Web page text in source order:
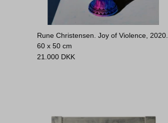
Rune Christensen. Joy of Violence, 2020.
60 x 50 cm
21.000 DKK